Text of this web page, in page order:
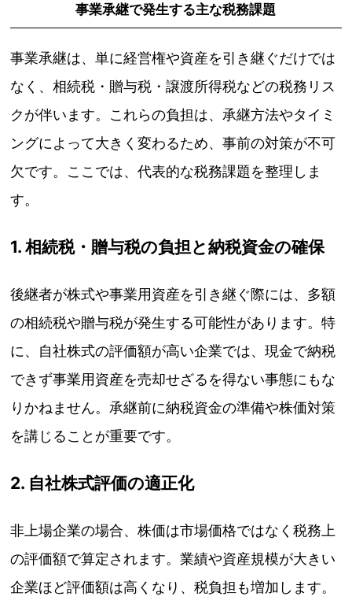
事業承継で発生する主な税務課題
事業承継は、単に経営権や資産を引き継ぐだけでは
なく、相続税・贈与税・譲渡所得税などの税務リス
クが伴います。これらの負担は、承継方法やタイミ
ングによって大きく変わるため、事前の対策が不可
欠です。ここでは、代表的な税務課題を整理しま
す。
1. 相続税・贈与税の負担と納税資金の確保
後継者が株式や事業用資産を引き継ぐ際には、多額
の相続税や贈与税が発生する可能性があります。特
に、自社株式の評価額が高い企業では、現金で納税
できず事業用資産を売却せざるを得ない事態にもな
りかねません。承継前に納税資金の準備や株価対策
を講じることが重要です。
2. 自社株式評価の適正化
非上場企業の場合、株価は市場価格ではなく税務上
の評価額で算定されます。業績や資産規模が大きい
企業ほど評価額は高くなり、税負担も増加します。